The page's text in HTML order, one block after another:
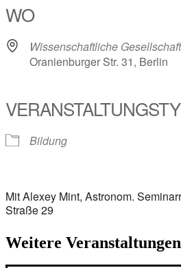
WO
Wissenschaftliche Gesellschaft
Oranienburger Str. 31, Berlin
Bildung
Mit Alexey Mint, Astronom.
Straße 29
Weitere Veranstaltungen